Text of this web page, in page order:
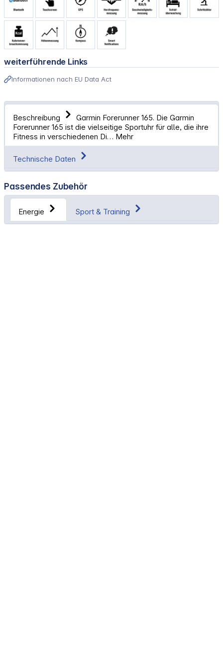
weiterführende Links
Informationen nach EU Data Act
Beschreibung
Garmin Forerunner 165. Die Garmin
Forerunner 165 ist die vielseitige Sportuhr für alle, die ihre
Fitness in verschiedenen Di… Mehr
Technische Daten
Passendes Zubehör
Energie Sport & Training